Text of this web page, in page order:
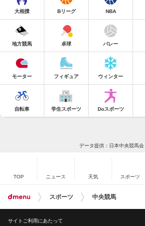
大相撲 Bリーグ NBA
地方競馬 卓球 バレー
モーター フィギュア ウィンター
自転車 学生スポーツ Doスポーツ
データ提供：日本中央競馬会
TOP ニュース 天気 スポーツ
スポーツ 中央競馬
サイトご利用にあたって